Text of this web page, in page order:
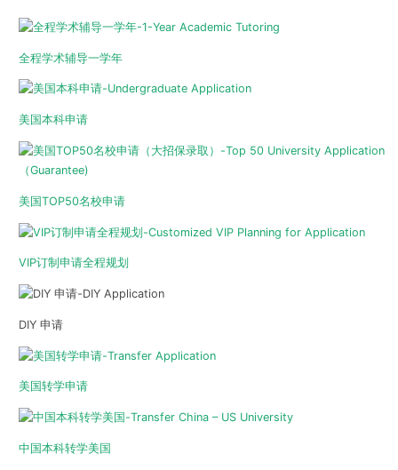
全程学术辅导一学年
美国本科申请
美国TOP50名校申请
VIP订制申请全程规划
DIY 申请
美国转学申请
中国本科转学美国